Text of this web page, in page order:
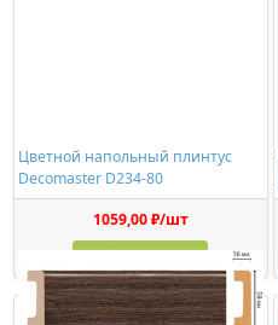
Цветной напольный плинтус
Decomaster D234-80
1059,00 ₽/шт
Купить